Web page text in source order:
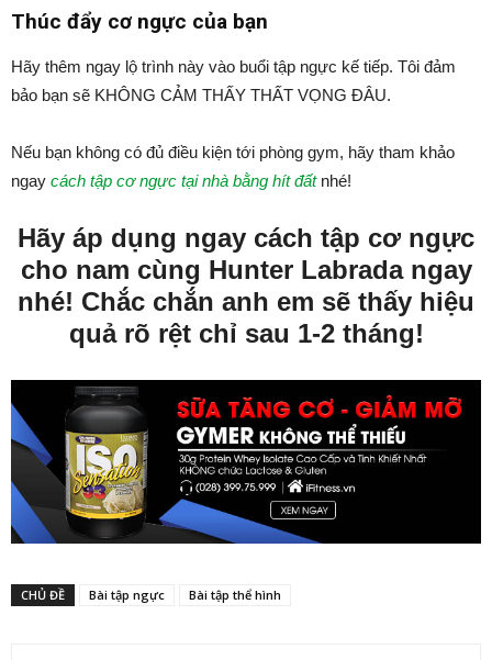
Thúc đẩy cơ ngực của bạn
Hãy thêm ngay lộ trình này vào buổi tập ngực kế tiếp. Tôi đảm
bảo bạn sẽ KHÔNG CẢM THẤY THẤT VỌNG ĐÂU.
Nếu bạn không có đủ điều kiện tới phòng gym, hãy tham khảo
ngay cách tập cơ ngực tại nhà bằng hít đấtnhé!
Hãy áp dụng ngay cách tập cơ ngực
cho nam cùng Hunter Labrada ngay
nhé! Chắc chắn anh em sẽ thấy hiệu
quả rõ rệt chỉ sau 1-2 tháng!
CHỦ ĐỀ Bài tập ngực Bài tập thể hình